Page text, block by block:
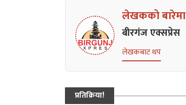
लेखकको बारेमा
बीरगंज एक्सप्रेस
लेखकबाट थप
प्रतिक्रिया!